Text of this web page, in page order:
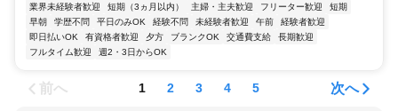
業界未経験者歓迎 短期（3ヵ月以内） 主婦・主夫歓迎 フリーター歓迎
短期
早朝
学歴不問 平日のみOK 経験不問 未経験者歓迎 午前
経験者歓迎
即日払いOK
有資格者歓迎 夕方 ブランクOK 交通費支給
長期歓迎
フルタイム歓迎
週2・3日からOK
前へ 1 2 3 4 5 次へ